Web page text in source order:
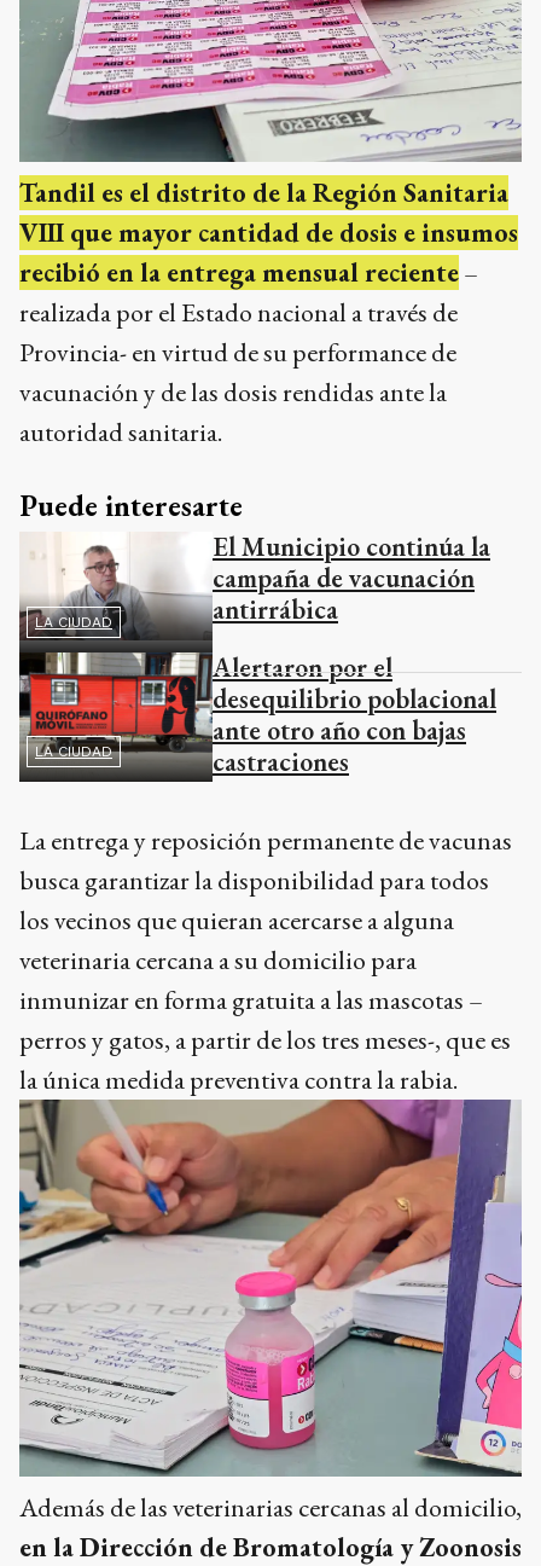
Tandil es el distrito de la Región Sanitaria
VIII que mayor cantidad de dosis e insumos
recibió en la entrega mensual reciente–
realizada por el Estado nacional a través de
Provincia- en virtud de su performance de
vacunación y de las dosis rendidas ante la
autoridad sanitaria.
Puede interesarte
LA CIUDAD
El Municipio continúa la
campaña de vacunación
antirrábica
LA CIUDAD
Alertaron por el
desequilibrio poblacional
ante otro año con bajas
castraciones
La entrega y reposición permanente de vacunas
busca garantizar la disponibilidad para todos
los vecinos que quieran acercarse a alguna
veterinaria cercana a su domicilio para
inmunizar en forma gratuita a las mascotas –
perros y gatos, a partir de los tres meses-, que es
la única medida preventiva contra la rabia.
Además de las veterinarias cercanas al domicilio,
en la Dirección de Bromatología y Zoonosis